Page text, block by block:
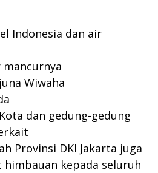
Indonesia dan air
mancurnya
Wiwaha
dan gedung-gedung
Provinsi DKI Jakarta juga
kepada seluruh